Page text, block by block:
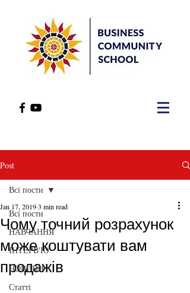
Post
Всі пости
НАВЧАННЯ
ІНТЕРВ'Ю
НОВИНИ
Статті
Всі пости
Чому точний розрахунок
може коштувати вам
продажів
Jan 17, 20193 min read